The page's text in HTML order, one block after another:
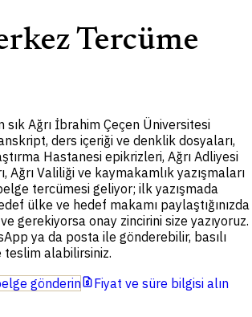
Tercüme
sık Ağrı İbrahim Çeçen Üniversitesi
ders içeriği ve denklik dosyaları,
Hastanesi epikrizleri, Ağrı Adliyesi
Ağrı Valiliği ve kaymakamlık yazışmaları
tercümesi geliyor; ilk yazışmada
ülke ve hedef makamı paylaştığınızda
gerekiyorsa onay zincirini size yazıyoruz.
ya da posta ile gönderebilir, basılı
teslim alabilirsiniz.
gönderinrequest_quoteFiyat ve süre bilgisi alın